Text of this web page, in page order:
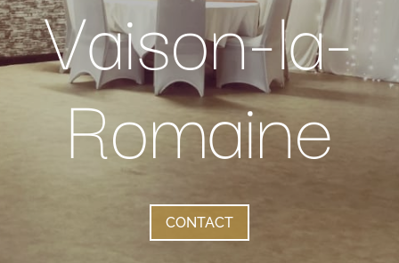
Vaison-la-
Romaine
CONTACT